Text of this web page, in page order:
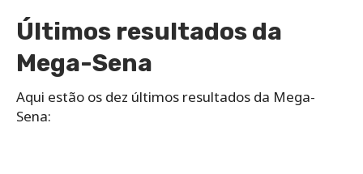
Últimos resultados da
Mega-Sena
Aqui estão os dez últimos resultados da Mega-
Sena: